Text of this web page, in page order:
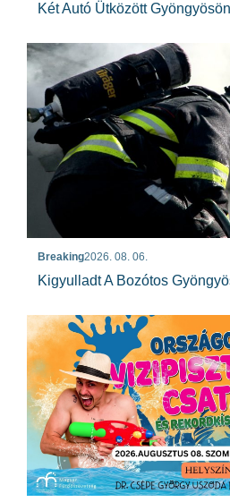
Két Autó Ütközött Gyöngyösön
Breaking2026. 08. 06.
Kigyulladt A Bozótos